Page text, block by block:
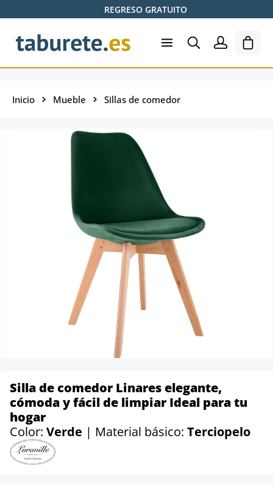
Saltar al contenido principalREGRESO GRATUITO
El
Inicio Mueble Sillas de comedor
Silla de comedor Linares elegante,
cómoda y fácil de limpiar Ideal para tu
hogar
Color: Verde | Material básico: Terciopelo